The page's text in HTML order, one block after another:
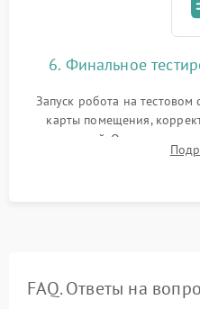
6. Финальное
Запуск робота на тестовом
карты помещения,
препятствий. Оценка силы
Тестирование
FAQ. Ответы на